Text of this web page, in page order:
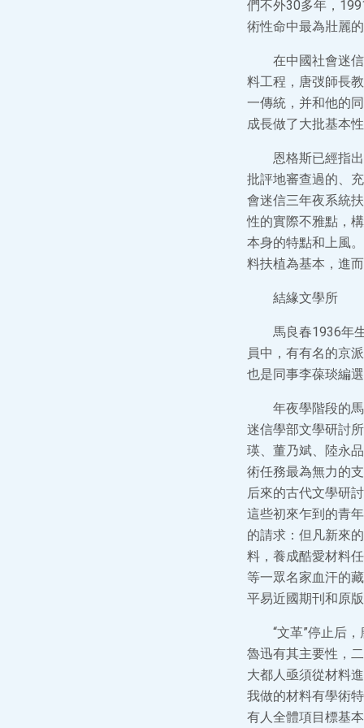
們不外30多年，
術性命中最為壯麗
在中國社會迷
料工程，唐弢師長
一傳統，并和他的
成長做了大批基本
恩格斯已經指
批評地審查過的、
會迷信三年夜系統
性的實際不雅點，
本身的特點和上風
料扶植為基本，進而
結緣文學所
馬良春1936年
員中，有有名的京
也是同事李葆琰編
年夜學階段的
迷信學部文學研討
瑛、董乃斌、陸永
術任務最為無力的
后來的古代文學研
這些初來乍到的青
的請求：但凡新來
料，養成酷愛材料
等一眾名家血汗的
平易近國期刊和原
“文革”停止后
魯迅有其主要性，
大都人亟須從材料
我做的材料有學術
有人全體項目標基